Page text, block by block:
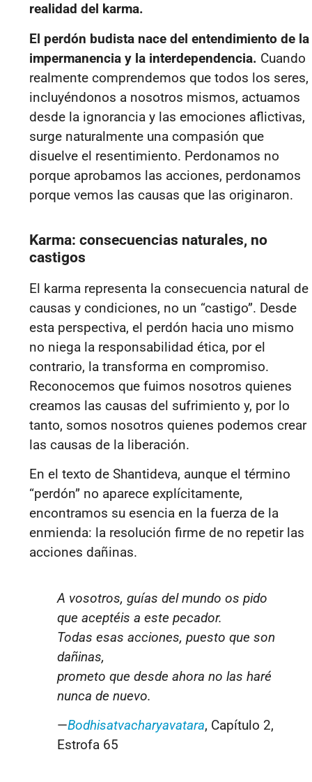
realidad del karma.
El perdón budista nace del entendimiento de la
impermanencia y la interdependencia. Cuando
realmente comprendemos que todos los seres,
incluyéndonos a nosotros mismos, actuamos
desde la ignorancia y las emociones aflictivas,
surge naturalmente una compasión que
disuelve el resentimiento. Perdonamos no
porque aprobamos las acciones, perdonamos
porque vemos las causas que las originaron.
Karma: consecuencias naturales, no
castigos
El karma representa la consecuencia natural de
causas y condiciones, no un “castigo”. Desde
esta perspectiva, el perdón hacia uno mismo
no niega la responsabilidad ética, por el
contrario, la transforma en compromiso.
Reconocemos que fuimos nosotros quienes
creamos las causas del sufrimiento y, por lo
tanto, somos nosotros quienes podemos crear
las causas de la liberación.
En el texto de Shantideva, aunque el término
“perdón” no aparece explícitamente,
encontramos su esencia en la fuerza de la
enmienda: la resolución firme de no repetir las
acciones dañinas.
A vosotros, guías del mundo os pido
que aceptéis a este pecador.
Todas esas acciones, puesto que son
dañinas,
prometo que desde ahora no las haré
nunca de nuevo.
—Bodhisatvacharyavatara, Capítulo 2,
Estrofa 65